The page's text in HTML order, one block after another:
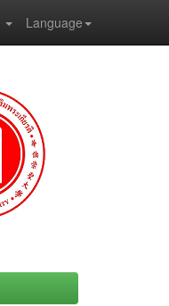
Language